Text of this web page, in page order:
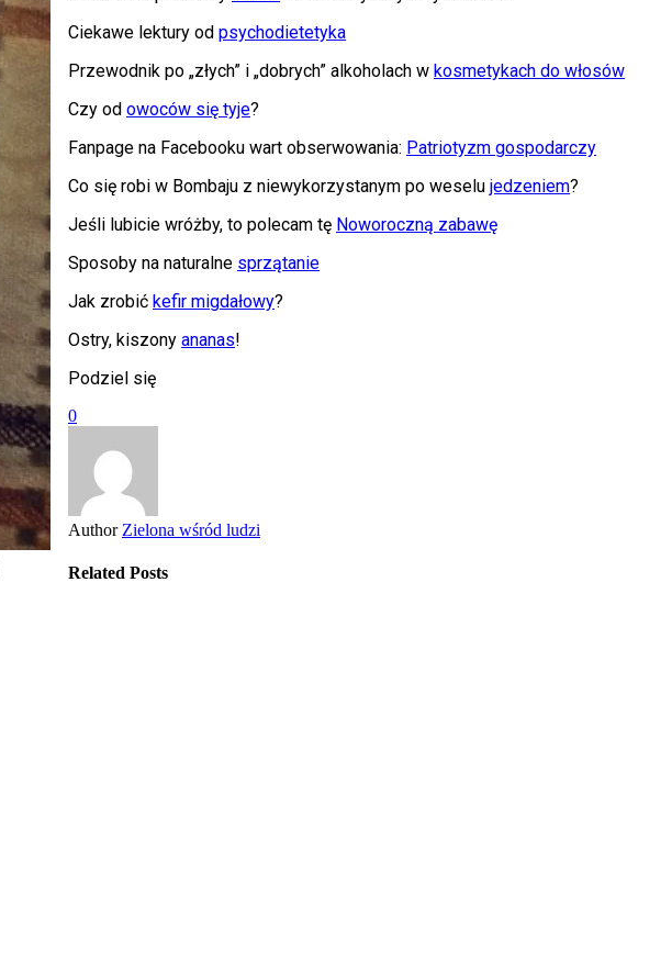
Ciekawe lektury od psychodietetyka
Przewodnik po „złych” i „dobrych” alkoholach w kosmetykach do włosów
Czy od owoców się tyje?
Fanpage na Facebooku wart obserwowania: Patriotyzm gospodarczy
Co się robi w Bombaju z niewykorzystanym po weselu jedzeniem?
Jeśli lubicie wróżby, to polecam tę Noworoczną zabawę
Sposoby na naturalne sprzątanie
Jak zrobić kefir migdałowy?
Ostry, kiszony ananas!
Podziel się
0
Author Zielona wśród ludzi
Related Posts